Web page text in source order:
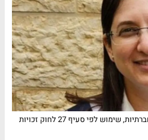
יפעת סימינובסקי (צילום: רשתות חברתיות, שימוש לפי סעיף 27 לחוק זכויות